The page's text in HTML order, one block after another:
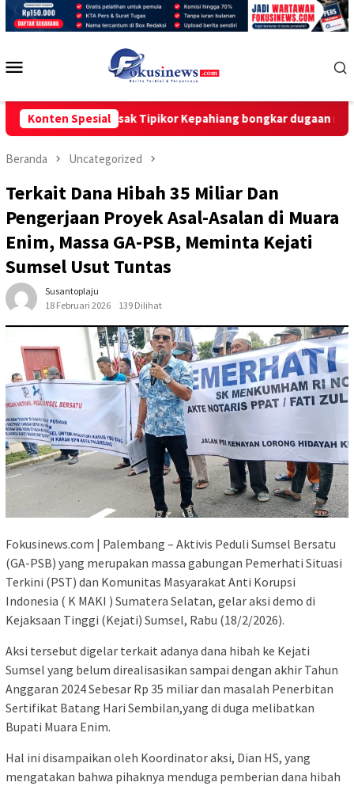
Loncat
Konten Spesial
kpk desak Tipikor Kepahiang bongkar dugaan make-
Beranda Uncategorized
Terkait Dana Hibah 35 Miliar Dan
Pengerjaan Proyek Asal-Asalan di Muara
Enim, Massa GA-PSB, Meminta Kejati
Sumsel Usut Tuntas
Susantoplaju
18 Februari 2026
139 Dilihat
Fokusinews.com | Palembang – Aktivis Peduli Sumsel Bersatu
(GA-PSB) yang merupakan massa gabungan Pemerhati Situasi
Terkini (PST) dan Komunitas Masyarakat Anti Korupsi
Indonesia ( K MAKI ) Sumatera Selatan, gelar aksi demo di
Kejaksaan Tinggi (Kejati) Sumsel, Rabu (18/2/2026).
Aksi tersebut digelar terkait adanya dana hibah ke Kejati
Sumsel yang belum direalisasikan sampai dengan akhir Tahun
Anggaran 2024 Sebesar Rp 35 miliar dan masalah Penerbitan
Sertifikat Batang Hari Sembilan,yang di duga melibatkan
Bupati Muara Enim.
Hal ini disampaikan oleh Koordinator aksi, Dian HS, yang
mengatakan bahwa pihaknya menduga pemberian dana hibah